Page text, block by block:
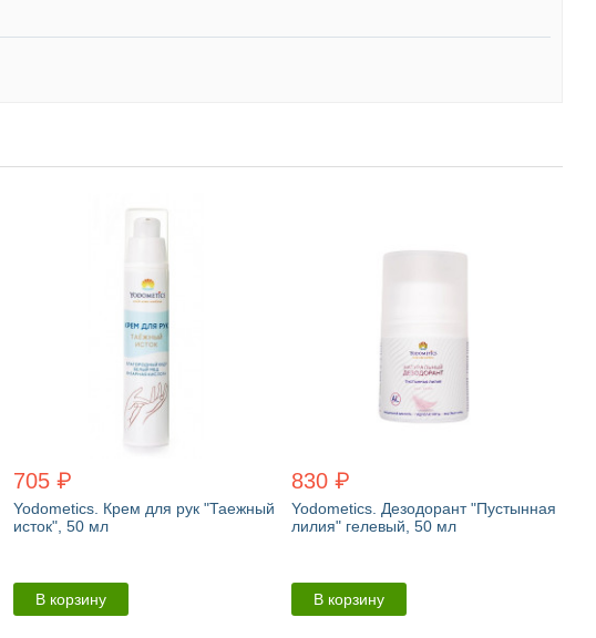
705 ₽
Yodometics. Крем для рук "Таежный
исток", 50 мл
В корзину
830 ₽
Yodometics. Дезодорант "Пустынная
лилия" гелевый, 50 мл
В корзину